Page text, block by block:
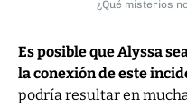
¿Qué misterios
Es posible que Alyssa
la conexión de este
podría resultar en